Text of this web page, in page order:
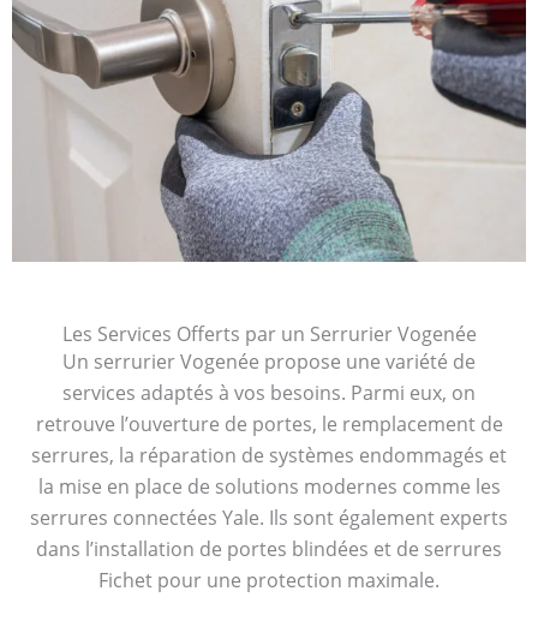
Les Services Offerts par un Serrurier Vogenée
Un serrurier Vogenée propose une variété de
services adaptés à vos besoins. Parmi eux, on
retrouve l’ouverture de portes, le remplacement de
serrures, la réparation de systèmes endommagés et
la mise en place de solutions modernes comme les
serrures connectées Yale. Ils sont également experts
dans l’installation de portes blindées et de serrures
Fichet pour une protection maximale.